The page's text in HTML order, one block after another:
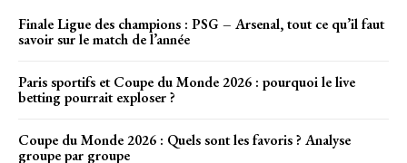
Finale Ligue des champions : PSG – Arsenal, tout ce qu’il faut
savoir sur le match de l’année
Paris sportifs et Coupe du Monde 2026 : pourquoi le live
betting pourrait exploser ?
Coupe du Monde 2026 : Quels sont les favoris ? Analyse
groupe par groupe